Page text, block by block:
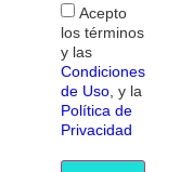
Acepto
los términos
y las
Condiciones
de Uso, y la
Política de
Privacidad